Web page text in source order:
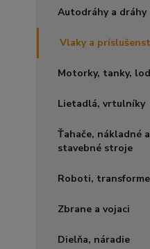
Autodráhy a dráhy
Vlaky a
Motorky, tanky,
Lietadlá, vrtulníky
Ťahače, nákladné
stavebné stroje
Roboti,
Zbrane a vojaci
Dielňa, náradie